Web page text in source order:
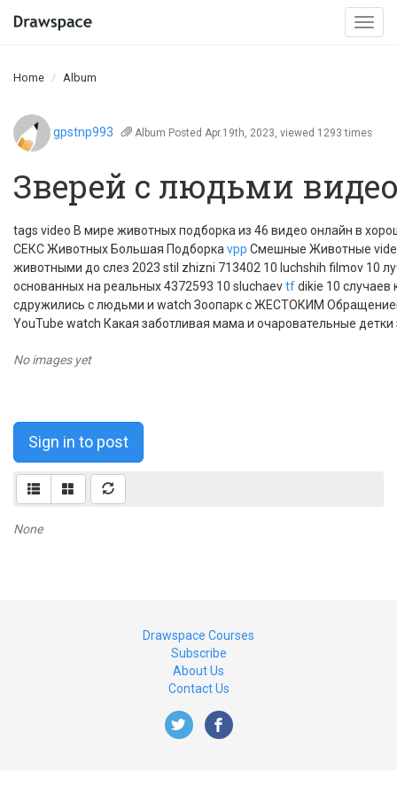
Home Album
gpstnp993 Album Posted Apr.19th, 2023, viewed 1293 times
Зверей с людьми
tags video В мире животных подборка из 46 видео онлайн в
СЕКС Животных Большая Подборка vpp Смешные Животные
животными до слез 2023 stil zhizni 713402 10 luchshih filmov 10
основанных на реальных 4372593 10 sluchaevtfdikie 10
сдружились с людьми и watch Зоопарк с ЖЕСТОКИМ
YouTube watch Какая заботливая мама и очаровательные
No images yet
Sign in to post
None
Drawspace Courses
Subscribe
About Us
Contact Us